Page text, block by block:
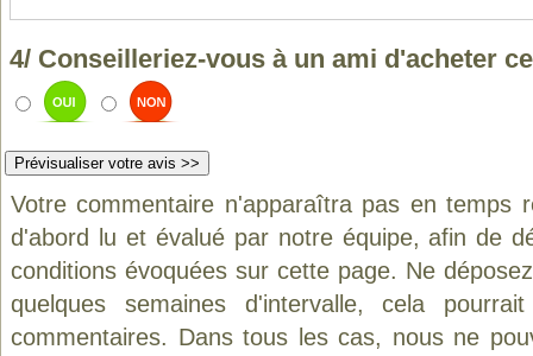
4/ Conseilleriez-vous à un ami d'acheter
Votre commentaire n'apparaîtra pas en temps
d'abord lu et évalué par notre équipe, afin de
conditions évoquées sur cette page. Ne
quelques semaines d'intervalle, cela
commentaires. Dans tous les cas, nous ne